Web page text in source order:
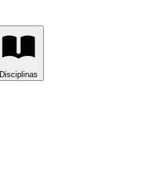
Disciplinas